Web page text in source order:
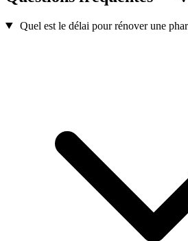
Quel est le délai pour rénover une